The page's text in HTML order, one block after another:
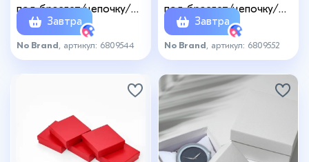
под браслет/цепочку/
часы «Блеск», 21×4
(размер полезной части
20,1×3,3 см), цвет золото
Завтра
No Brand , артикул: 6809544
под браслет/цепочку/
часы «Блеск», 21×4 см,
цвет чёрный
Завтра
No Brand , артикул: 6809552